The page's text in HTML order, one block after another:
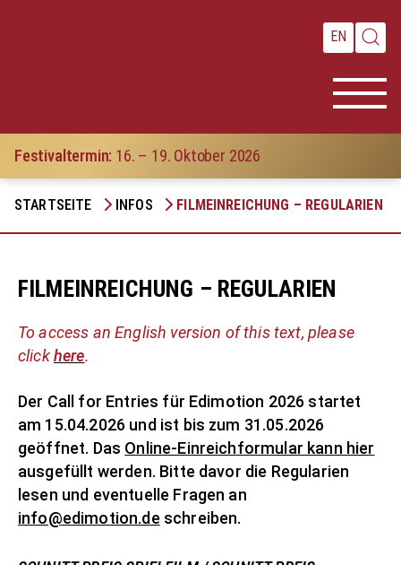
EN
Festival
Programm
Infos
Presse
Festivaltermin: 16. – 19. Oktober 2026
STARTSEITE INFOS FILMEINREICHUNG – REGULARIEN
FILMEINREICHUNG – REGULARIEN
To access an English version of this text, please
clickhere.
Der Call for Entries für Edimotion 2026 startet
am 15.04.2026 und ist bis zum 31.05.2026
geöffnet. Das Online-Einreichformular kann hier
ausgefüllt werden. Bitte davor die Regularien
lesen und eventuelle Fragen an
info@edimotion.deschreiben.